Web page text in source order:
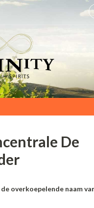
De
overkoepelende naam